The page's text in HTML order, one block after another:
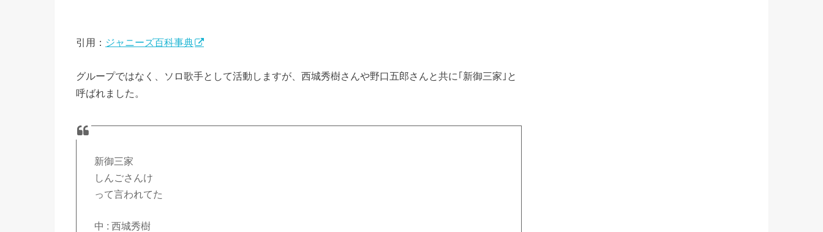
引用： ジャニーズ百科事典
グループではなく、ソロ歌手として活動しますが、西城秀樹さんや野口五郎さんと共に｢新御三家｣と
呼ばれました。
新御三家
しんごさんけ
って言われてた
中 : 西城秀樹